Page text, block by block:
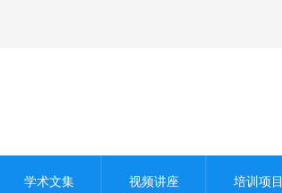
学术文集 视频讲座 培训项目